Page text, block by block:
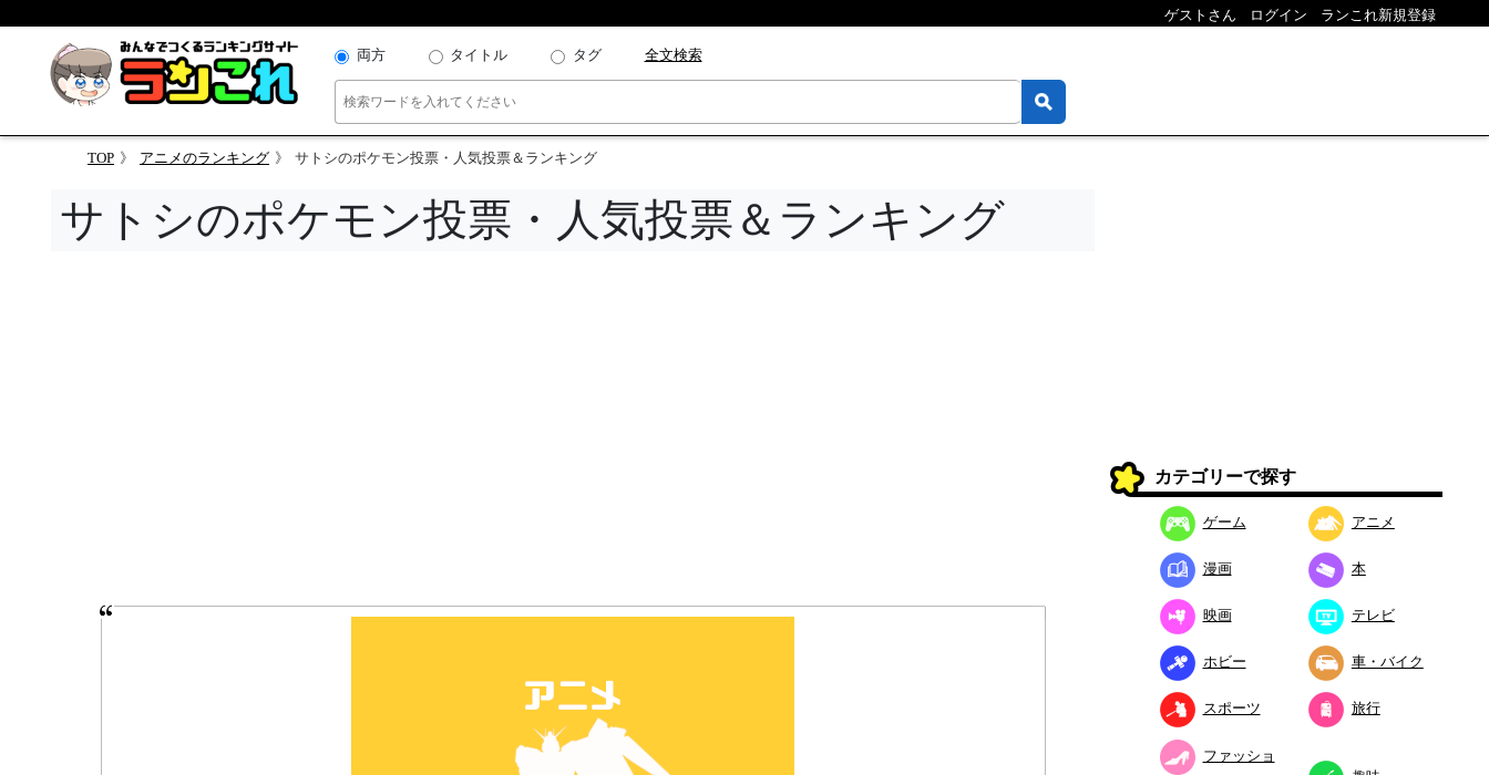
ゲストさん ログイン ランこれ新規登録
両方 タイトル タグ 全文検索
TOP アニメのランキング サトシのポケモン投票・人気投票＆ランキング
サトシのポケモン投票・人気投票＆ランキング
カテゴリーで探す
ゲーム アニメ
漫画 本
映画 テレビ
ホビー 車・バイク
スポーツ 旅行
ファッショ